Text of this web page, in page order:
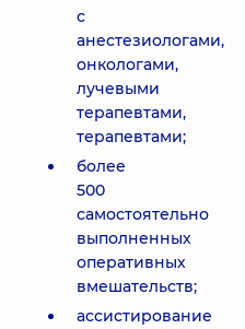
с
анестезиологами,
онкологами,
лучевыми
терапевтами,
терапевтами;
более
500
самостоятельно
выполненных
оперативных
вмешательств;
ассистирование